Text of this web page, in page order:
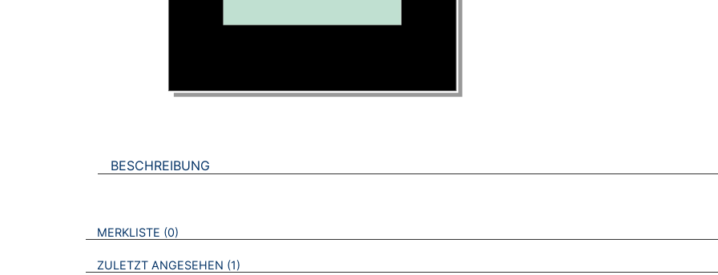
BESCHREIBUNG
VERWEISE AUF VERMERKTE- ODER ZULETZT ANGESEHENE BROSCHÜREN
MERKLISTE 0
ZULETZT ANGESEHEN 1